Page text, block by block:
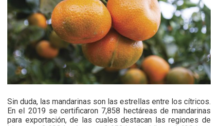
Sin duda, las mandarinas son las estrellas entre los cítricos.
En el 2019 se certificaron 7,858 hectáreas de mandarinas
para exportación, de las cuales destacan las regiones de